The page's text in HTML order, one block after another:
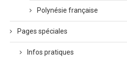
Polynésie française
Pages spéciales
Infos pratiques